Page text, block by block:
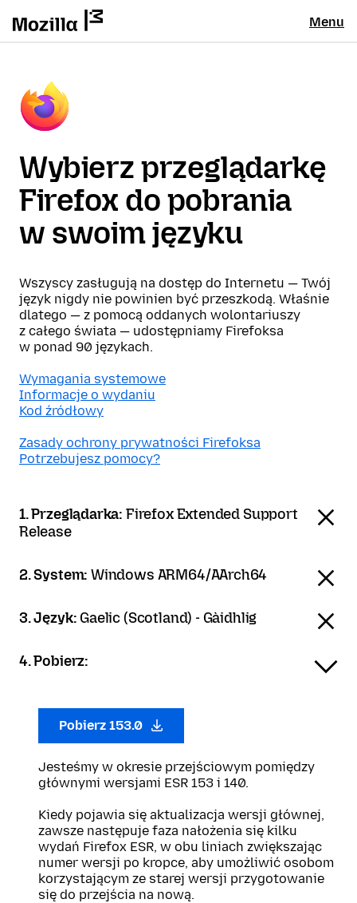
Menu
Wybierz przeglądarkę
Firefox do pobrania
w swoim języku
Wszyscy zasługują na dostęp do Internetu — Twój
język nigdy nie powinien być przeszkodą. Właśnie
dlatego — z pomocą oddanych wolontariuszy
z całego świata — udostępniamy Firefoksa
w ponad 90 językach.
Wymagania systemowe
Informacje o wydaniu
Kod źródłowy
Zasady ochrony prywatności Firefoksa
Potrzebujesz pomocy?
1. Przeglądarka: Firefox Extended Support
Release
2. System:Windows ARM64/AArch64
3. Język: Gaelic (Scotland) - Gàidhlig
4. Pobierz:
Pobierz 153.0
Jesteśmy w okresie przejściowym pomiędzy
głównymi wersjami ESR 153 i 140.
Kiedy pojawia się aktualizacja wersji głównej,
zawsze następuje faza nałożenia się kilku
wydań Firefox ESR, w obu liniach zwiększając
numer wersji po kropce, aby umożliwić osobom
korzystającym ze starej wersji przygotowanie
się do przejścia na nową.